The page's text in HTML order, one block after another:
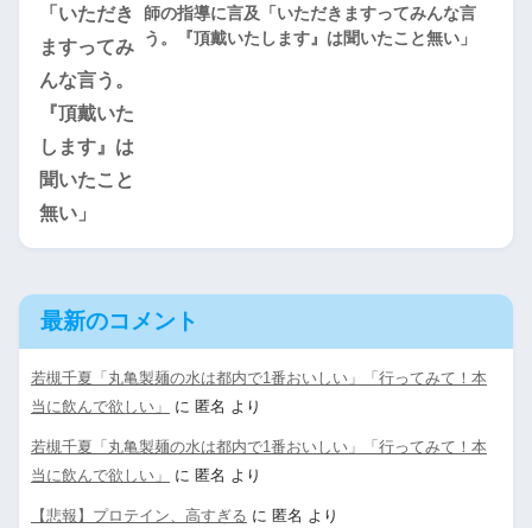
師の指導に言及「いただきますってみんな言
う。『頂戴いたします』は聞いたこと無い」
最新のコメント
若槻千夏「丸亀製麺の水は都内で1番おいしい」「行ってみて！本
当に飲んで欲しい」
に 匿名 より
若槻千夏「丸亀製麺の水は都内で1番おいしい」「行ってみて！本
当に飲んで欲しい」
に 匿名 より
【悲報】プロテイン、高すぎる に 匿名 より